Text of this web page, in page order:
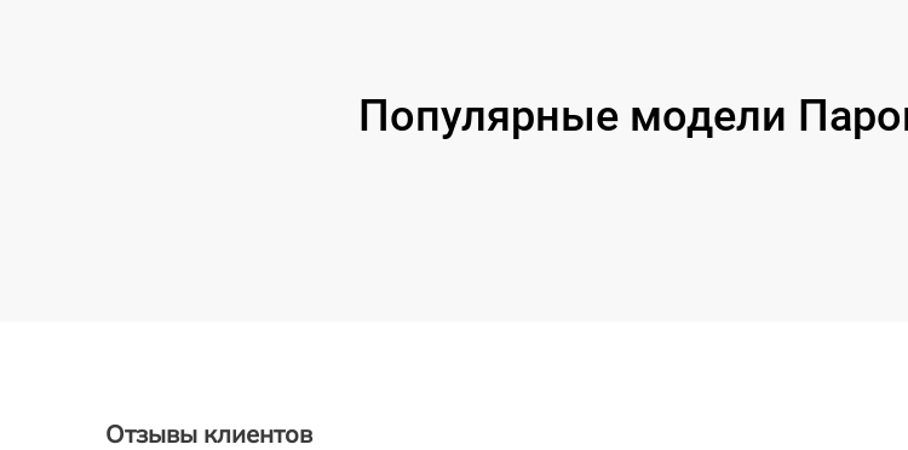
Популярные модели
Отзывы клиентов